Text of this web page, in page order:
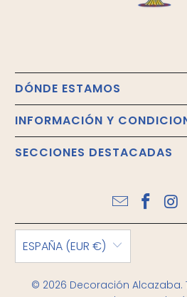
DÓNDE ESTAMOS
INFORMACIÓN Y
SECCIONES DESTACADAS
ESPAÑA (EUR €)
© 2026 Decoración Alcazaba.